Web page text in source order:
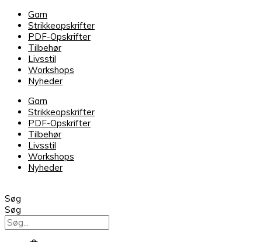
Garn
Strikkeopskrifter
PDF-Opskrifter
Tilbehør
Livsstil
Workshops
Nyheder
Garn
Strikkeopskrifter
PDF-Opskrifter
Tilbehør
Livsstil
Workshops
Nyheder
Søg
Søg
Delicate
Orchid
278
antal